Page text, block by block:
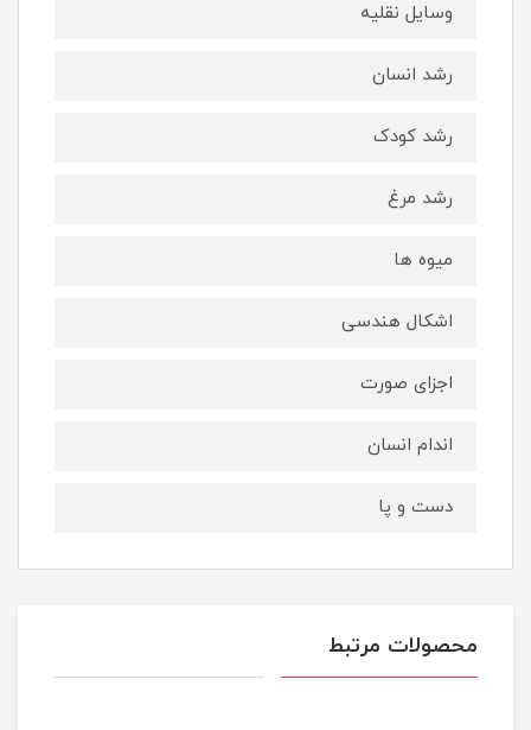
وسایل نقلیه
رشد انسان
رشد کودک
رشد مرغ
میوه ها
اشکال هندسی
اجزای صورت
اندام انسان
دست و پا
محصولات مرتبط